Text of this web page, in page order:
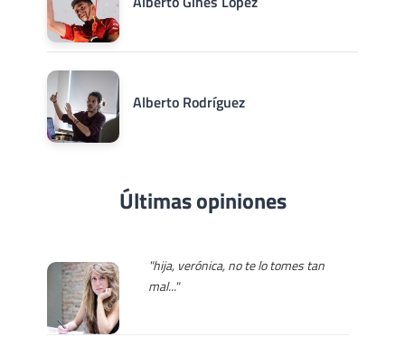
Alberto Rodríguez
Últimas opiniones
"hija, verónica, no te lo tomes tan
mal..."